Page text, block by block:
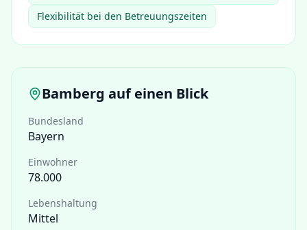
Flexibilität bei den Betreuungszeiten
Bamberg auf einen Blick
Bundesland
Bayern
Einwohner
78.000
Lebenshaltung
Mittel